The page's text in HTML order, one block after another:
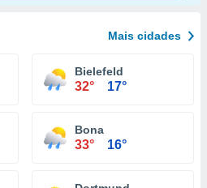
Mais cidades
Bielefeld
32° 17°
Bona
33° 16°